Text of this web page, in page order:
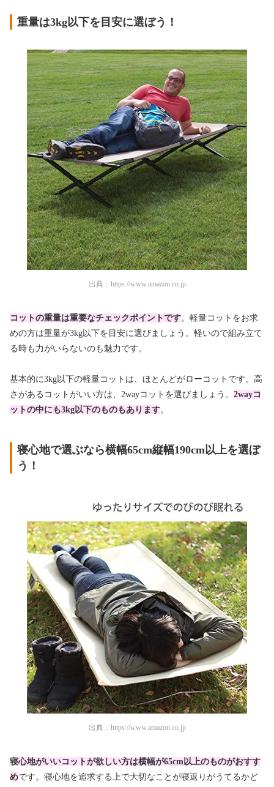
重量は3kg以下を目安に選ぼう！
出典： https://www.amazon.co.jp
コットの重量は重要なチェックポイントです。軽量コットをお求
めの方は重量が3kg以下を目安に選びましょう。軽いので組み立て
る時も力がいらないのも魅力です。
基本的に3kg以下の軽量コットは、ほとんどがローコットです。高
さがあるコットがいい方は、2wayコットを選びましょう。 2wayコ
ットの中にも3kg以下のものもあります。
寝心地で選ぶなら横幅65cm縦幅190cm以上を選ぼ
う！
出典： https://www.amazon.co.jp
寝心地がいいコットが欲しい方は横幅が65cm以上のものがおすす
めです。寝心地を追求する上で大切なことが寝返りがうてるかど